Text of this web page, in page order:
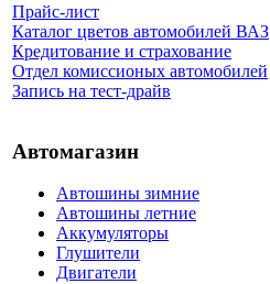
Прайс-лист
Каталог цветов автомобилей ВАЗ
Кредитование и страхование
Отдел комиссионых автомобилей
Запись на тест-драйв
Автомагазин
Автошины зимние
Автошины летние
Аккумуляторы
Глушители
Двигатели